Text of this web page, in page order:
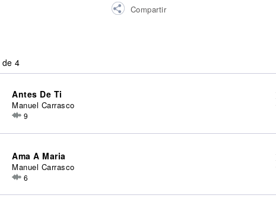
Compartir
4
Antes De Ti
Manuel Carrasco
9
Ama A Maria
Manuel Carrasco
6